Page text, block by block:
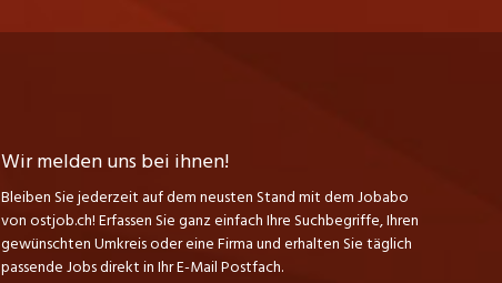
Wir melden uns bei ihnen!
Bleiben Sie jederzeit auf dem neusten Stand mit dem Jobabo
von ostjob.ch! Erfassen Sie ganz einfach Ihre Suchbegriffe, Ihren
gewünschten Umkreis oder eine Firma und erhalten Sie täglich
passende Jobs direkt in Ihr E-Mail Postfach.